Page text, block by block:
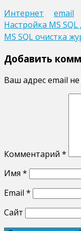
Интернет
email
Навигация
по
записям
Настройка MS
MS SQL очистка
Добавить
Ваш адрес email
Комментарий *
Имя *
Email *
Сайт